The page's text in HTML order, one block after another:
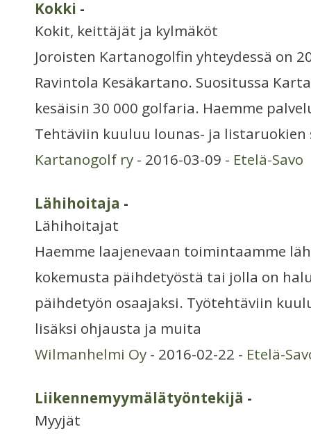
Kokki -
Kokit, keittäjät ja kylmäköt
Joroisten Kartanogolfin yhteydessä on
Ravintola Kesäkartano. Suositussa
kesäisin 30 000 golfaria. Haemme
Tehtäviin kuuluu lounas- ja
Kartanogolf ry - 2016-03-09 - Etelä-Savo
Lähihoitaja -
Lähihoitajat
Haemme laajenevaan toimintaamme
kokemusta päihdetyöstä tai jolla on
päihdetyön osaajaksi. Työtehtäviin
lisäksi ohjausta ja muita
Wilmanhelmi Oy - 2016-02-22 - Etelä-
Liikennemyymälätyöntekijä -
Myyjät